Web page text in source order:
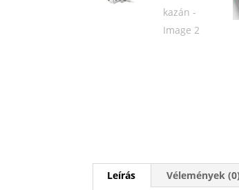
Leírás Vélemények (0)